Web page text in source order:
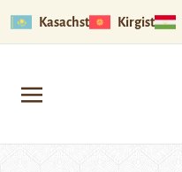
Kasachstan Kirgistan